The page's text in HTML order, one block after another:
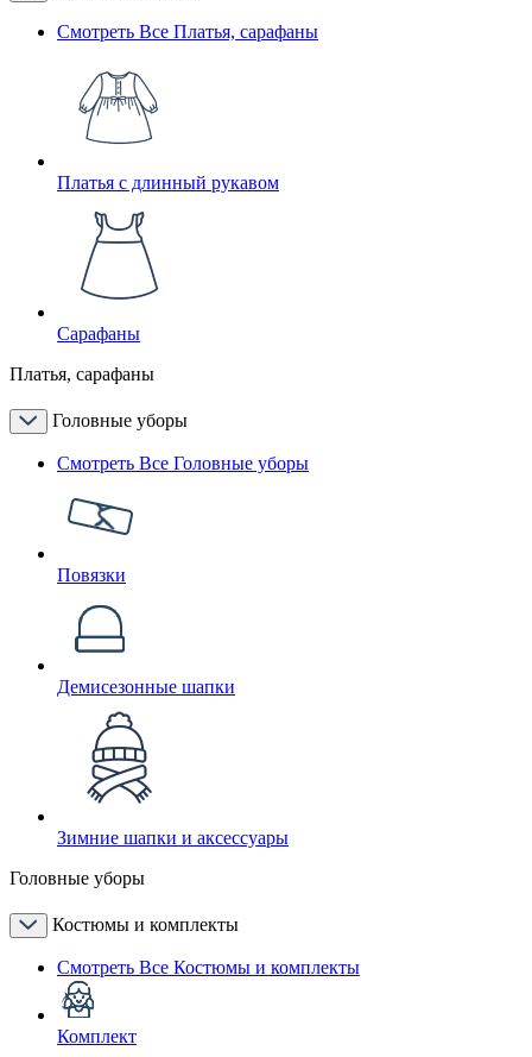
Смотреть Все Платья, сарафаны
Платья с длинный рукавом
Сарафаны
Платья, сарафаны
Головные уборы
Смотреть Все Головные уборы
Повязки
Демисезонные шапки
Зимние шапки и аксессуары
Головные уборы
Костюмы и комплекты
Смотреть Все Костюмы и комплекты
Комплект